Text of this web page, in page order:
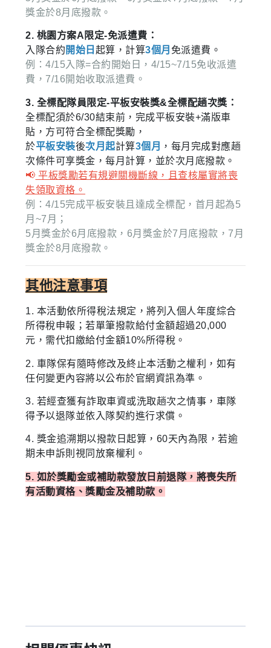
獎金於8月底撥款。
2. 桃園方案A限定-免派遣費：
入隊合約 開始日 起算，計算3個月 免派遣費。
例：4/15入隊=合約開始日，4/15~7/15免收派遣
費，7/16開始收取派遣費。
3. 全標配隊員限定-平板安裝獎&全標配趟次獎：
全標配須於6/30結束前，完成平板安裝+滿版車
貼，方可符合全標配獎勵，
於平板安裝後次月起計算3個月 ，每月完成對應趟
次條件可享獎金，每月計算，並於次月底撥款。
📢 平板獎勵若有規避關機斷線，且查核屬實將喪
失領取資格。
例：4/15完成平板安裝且達成全標配，首月起為5
月~7月；
5月獎金於6月底撥款，6月獎金於7月底撥款，7月
獎金於8月底撥款。
其他注意事項
1. 本活動依所得稅法規定，將列入個人年度綜合
所得稅申報；若單筆撥款給付金額超過20,000
元，需代扣繳給付金額10%所得稅。
2. 車隊保有隨時修改及終止本活動之權利，如有
任何變更內容將以公布於官網資訊為準。
3. 若經查獲有詐取車資或洗取趟次之情事，車隊
得予以退隊並依入隊契約進行求償。
4. 獎金追溯期以撥款日起算，60天內為限，若逾
期未申訴則視同放棄權利。
5. 如於獎勵金或補助款發放日前退隊，將喪失所
有活動資格、獎勵金及補助款。